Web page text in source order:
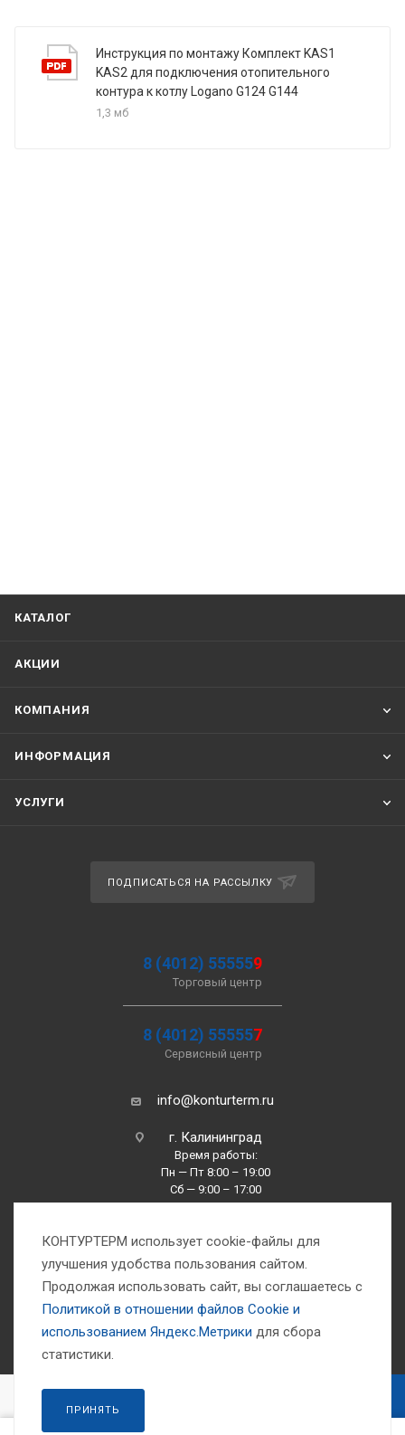
Инструкция по монтажу Комплект KAS1
KAS2 для подключения отопительного
контура к котлу Logano G124 G144
1,3 мб
КАТАЛОГ
АКЦИИ
КОМПАНИЯ
ИНФОРМАЦИЯ
УСЛУГИ
ПОДПИСАТЬСЯ НА РАССЫЛКУ
8 (4012) 555559
Торговый центр
8 (4012) 555557
Сервисный центр
info@konturterm.ru
г. Калининград
Время работы:
Пн — Пт 8:00 – 19:00
Сб — 9:00 – 17:00
Вс —10:00 – 16:00
1993-2026 © Компания «Контуртерм» — инженерно-торговый центр
КОНТУРТЕРМ использует cookie-файлы для
улучшения удобства пользования сайтом.
Продолжая использовать сайт, вы соглашаетесь с
Политикой в отношении файлов Сookie и
использованием Яндекс.Метрики для сбора
статистики.
ПРИНЯТЬ